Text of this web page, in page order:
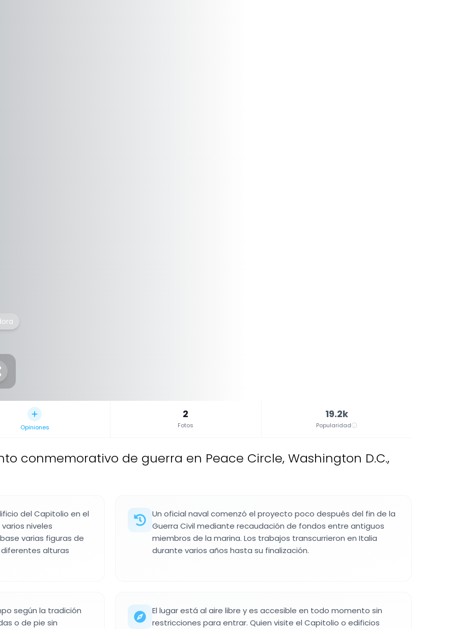
Opiniones
2
Fotos
19.2k
Popularidad
conmemorativo de guerra en Peace Circle, Washington D.C.,
del Capitolio en el
niveles
varias figuras de
alturas
Un oficial naval comenzó el proyecto poco después del fin de la
Guerra Civil mediante recaudación de fondos entre antiguos
miembros de la marina. Los trabajos transcurrieron en Italia
durante varios años hasta su finalización.
según la tradición
o de pie sin
El lugar está al aire libre y es accesible en todo momento sin
restricciones para entrar. Quien visite el Capitolio o edificios